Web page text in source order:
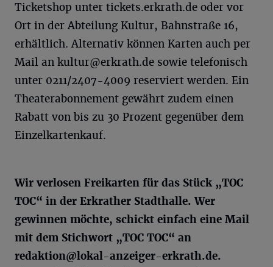
Ticketshop unter tickets.erkrath.de oder vor
Ort in der Abteilung Kultur, Bahnstraße 16,
erhältlich. Alternativ können Karten auch per
Mail an kultur@erkrath.de sowie telefonisch
unter 0211/2407-4009 reserviert werden. Ein
Theaterabonnement gewährt zudem einen
Rabatt von bis zu 30 Prozent gegenüber dem
Einzelkartenkauf.
Wir verlosen Freikarten für das Stück „TOC
TOC“ in der Erkrather Stadthalle. Wer
gewinnen möchte, schickt einfach eine Mail
mit dem Stichwort „TOC TOC“ an
redaktion@lokal-anzeiger-erkrath.de.